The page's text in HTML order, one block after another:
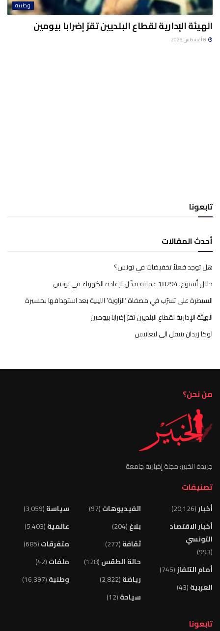
وطنية
الهيئة الإدارية لقطاع البلديين تقرّ إضرابا بيومين
تابعونا
أحدث المقالات
هل توجد فعلاً تخفيضات في تونس؟
خلال أسبوع: 18294 عملية تدخّل لإعادة الكهرباء في تونس
السيطرة على تسرّب في مصفاة ‘الزاوية’ الليبية بعد استهدافها بمسيرة
الهيئة الإدارية لقطاع البلديين تقرّ إضرابا بيومين
لوكا زيدان ينتقل الى ليغانيس
من نحن؟
جريدة الخبير: مجلة إخبارية جامعة
تصنيفات
أخبار(20٬126)
أخبار الاقتصاد
التونسي
(993)
أمام التلفاز(745)
العربية(43)
الفيديوهات(97)
بلاغ(204)
ثقافة(277)
حالة الطقس(128)
رياضة(2٬822)
سياحة(12)
سياسة(3٬059)
عالمية(5٬403)
متفرقات(685)
ملفات(42)
وطنية(16٬397)
تابعونا